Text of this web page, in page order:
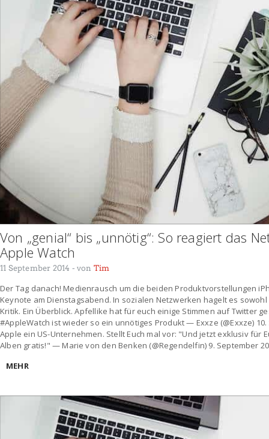
Von „genial“ bis „unnötig“: So reagiert das
Apple Watch
11 September 2014 - von Tim
Der Tag danach! Medienrausch um die beiden Produktvorstellungen
Keynote am Dienstagsabend. In sozialen Netzwerken hagelt es
Kritik. Ein Überblick. Apfellike hat für euch einige Stimmen auf Twitter
#AppleWatch ist wieder so ein unnötiges Produkt — Exxze (@Exxze)
Apple ein US-Unternehmen. Stellt Euch mal vor: "Und jetzt exklusiv für
Alben gratis!" — Marie von den Benken (@Regendelfin) 9. September
MEHR